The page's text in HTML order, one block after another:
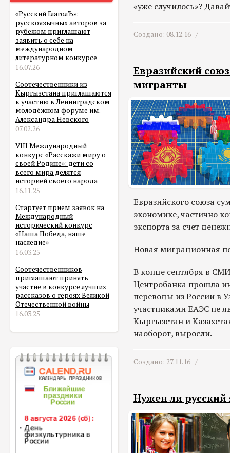
«Русский ГлаголЪ»:
русскоязычных авторов за
рубежом приглашают
заявить о себе на
международном
литературном конкурсе
16.07.26
Соотечественники из
Кыргызстана приглашаются
к участию в Ленинградском
молодёжном форуме им.
Александра Невского
07.02.26
VIII Международный
конкурс «Расскажи миру о
своей Родине»: дети со
всего мира делятся
историей своего народа
16.11.25
Стартует прием заявок на
Международный
исторический конкурс
«Наша Победа, наше
наследие»
16.03.25
Соотечественников
приглашают принять
участие в конкурсе лучших
рассказов о героях Великой
Отечественной войны
16.03.25
«уже случилось»?
Создано: 08.12.16 /
Евразийский
мигранты
Евразийского союза
экономике, частично
экспорта за счет
Новая миграционная
В конце сентября в
Центробанка прошла
переводы из России в
участниками ЕАЭС не
Кыргызстан и
наоборот, выросли.
Создано: 27.11.16 /
Нужен ли